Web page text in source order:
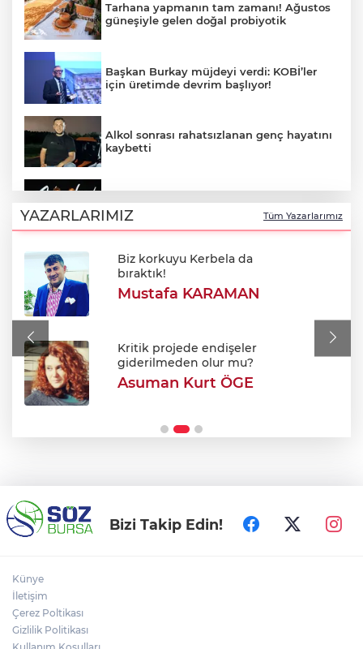
Tarhana yapmanın tam zamanı! Ağustos
güneşiyle gelen doğal probiyotik
Başkan Burkay müjdeyi verdi: KOBİ’ler
için üretimde devrim başlıyor!
Alkol sonrası rahatsızlanan genç hayatını
kaybetti
Festivali'nde sahne aldı!
Müslim Sarı duyurdu: Menderes Belediye
Başkanı İlkay Çiçek disipline sevk edildi
Efkan Ala: "Terörsüz Türkiye süreciyle
YAZARLARIMIZ Tüm Yazarlarımız
Biz korkuyu Kerbela da
bıraktık!
Mustafa KARAMAN
Kritik projede endişeler
giderilmeden olur mu?
Asuman Kurt ÖGE
Bizi Takip Edin!
Künye
İletişim
Çerez Poltikası
Gizlilik Politikası